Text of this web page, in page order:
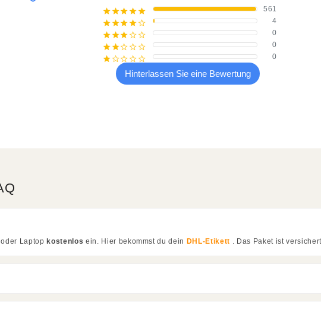
¡¡¡¡¡ 561
¡¡¡¡¢ 4
¡¡¡¢¢ 0
¡¡¢¢¢ 0
¡¢¢¢¢ 0
Hinterlassen Sie eine Bewertung
Laptop kostenlos ein. Hier bekommst du dein DHL-Etikett . Das Paket ist